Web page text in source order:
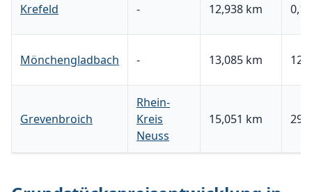
Krefeld - 12,938 km
Mönchengladbach - 13,085 km
Grevenbroich
Rhein-
Kreis
Neuss
15,051 km